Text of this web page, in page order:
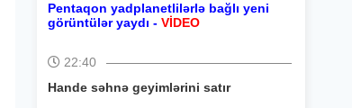
Pentaqon yadplanetlilərlə bağlı yeni
görüntülər yaydı - VİDEO
22:40
Hande səhnə geyimlərini satır